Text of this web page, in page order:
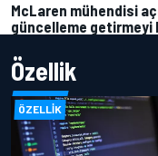
McLaren mühendisi
güncelleme
Özellik
ÖZELLIK